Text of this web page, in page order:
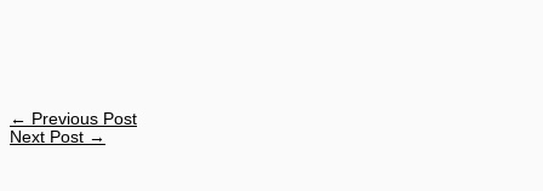
← Previous Post
Next Post →